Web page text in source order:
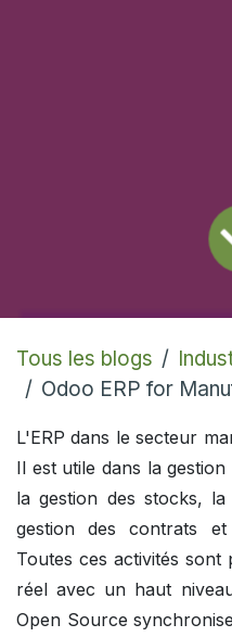
Tous les blogs
Odoo ERP for
L'ERP dans le secteur
Il est utile dans la
la gestion des stocks,
gestion des contrats
Toutes ces activités sont
réel avec un haut
Open Source